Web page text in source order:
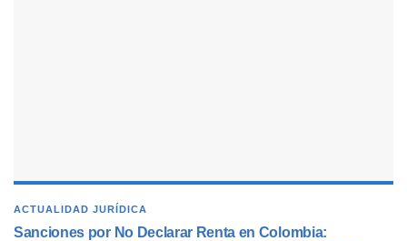
ACTUALIDAD JURÍDICA
Sanciones por No Declarar Renta en Colombia: